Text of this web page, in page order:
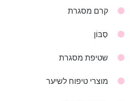
קרם מסגרת
סַבּוֹן
שטיפת מסגרת
מוצרי טיפוח לשיער